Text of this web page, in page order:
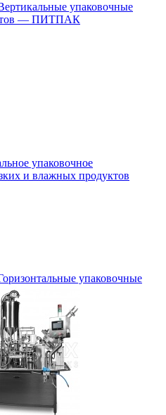
упаковочные
— ПИТПАК
упаковочное
и влажных продуктов
упаковочные